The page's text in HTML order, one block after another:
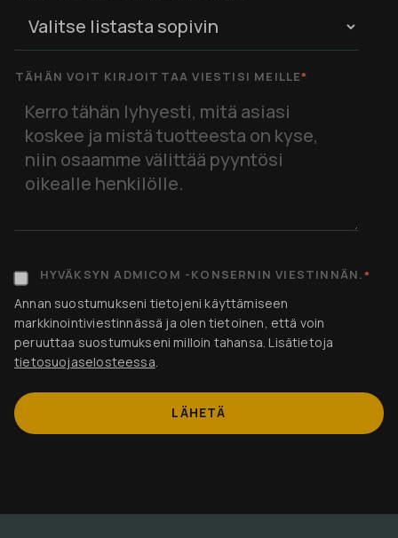
TÄHÄN VOIT KIRJOITTAA VIESTISI MEILLE*
HYVÄKSYN ADMICOM -KONSERNIN VIESTINNÄN.*
Annan suostumukseni tietojeni käyttämiseen
markkinointiviestinnässä ja olen tietoinen, että voin
peruuttaa suostumukseni milloin tahansa. Lisätietoja
tietosuojaselosteessa.